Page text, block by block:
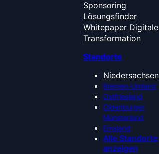
Sponsoring
Lösungsfinder
Whitepaper Digitale
Transformation
Standorte
Niedersachsen
Bremen-Umland
Ostfriesland
Oldenburger
Münsterland
Emsland
Alle Standorte
anzeigen